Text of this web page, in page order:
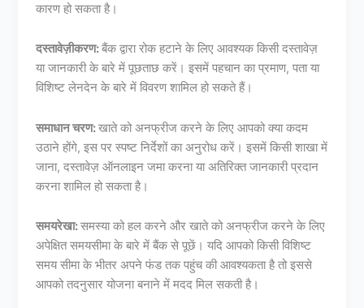
कारण हो सकता है।
दस्तावेज़ीकरण:बैंक द्वारा रोक हटाने के लिए आवश्यक किसी दस्तावेज़
या जानकारी के बारे में पूछताछ करें। इसमें पहचान का प्रमाण, पता या
विशिष्ट लेनदेन के बारे में विवरण शामिल हो सकते हैं।
समाधान चरण:खाते को अनफ्रीज करने के लिए आपको क्या कदम
उठाने होंगे, इस पर स्पष्ट निर्देशों का अनुरोध करें। इसमें किसी शाखा में
जाना, दस्तावेज़ ऑनलाइन जमा करना या अतिरिक्त जानकारी प्रदान
करना शामिल हो सकता है।
समयरेखा:समस्या को हल करने और खाते को अनफ्रीज करने के लिए
अपेक्षित समयसीमा के बारे में बैंक से पूछें। यदि आपको किसी विशिष्ट
समय सीमा के भीतर अपने फंड तक पहुंच की आवश्यकता है तो इससे
आपको तदनुसार योजना बनाने में मदद मिल सकती है।